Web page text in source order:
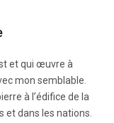
et qui œuvre à
mon semblable.
à l’édifice de la
et dans les nations.